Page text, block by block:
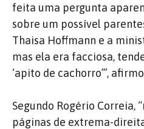
feita uma pergunta
sobre um possível
Thaisa Hoffmann e a
mas ela era facciosa,
‘apito de cachorro’”,
Segundo Rogério Correia,
páginas de extrema-